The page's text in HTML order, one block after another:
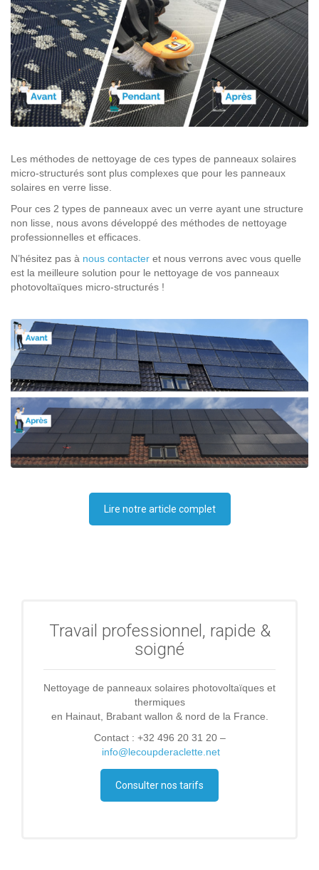
Les méthodes de nettoyage de ces types de panneaux solaires
micro-structurés sont plus complexes que pour les panneaux
solaires en verre lisse.
Pour ces 2 types de panneaux avec un verre ayant une structure
non lisse, nous avons développé des méthodes de nettoyage
professionnelles et efficaces.
N’hésitez pas à nous contacter et nous verrons avec vous quelle
est la meilleure solution pour le nettoyage de vos panneaux
photovoltaïques micro-structurés !
Lire notre article complet
Travail professionnel, rapide &
soigné
Nettoyage de panneaux solaires photovoltaïques et
thermiques
en Hainaut, Brabant wallon & nord de la France.
Contact : +32 496 20 31 20 –
info@lecoupderaclette.net
Consulter nos tarifs